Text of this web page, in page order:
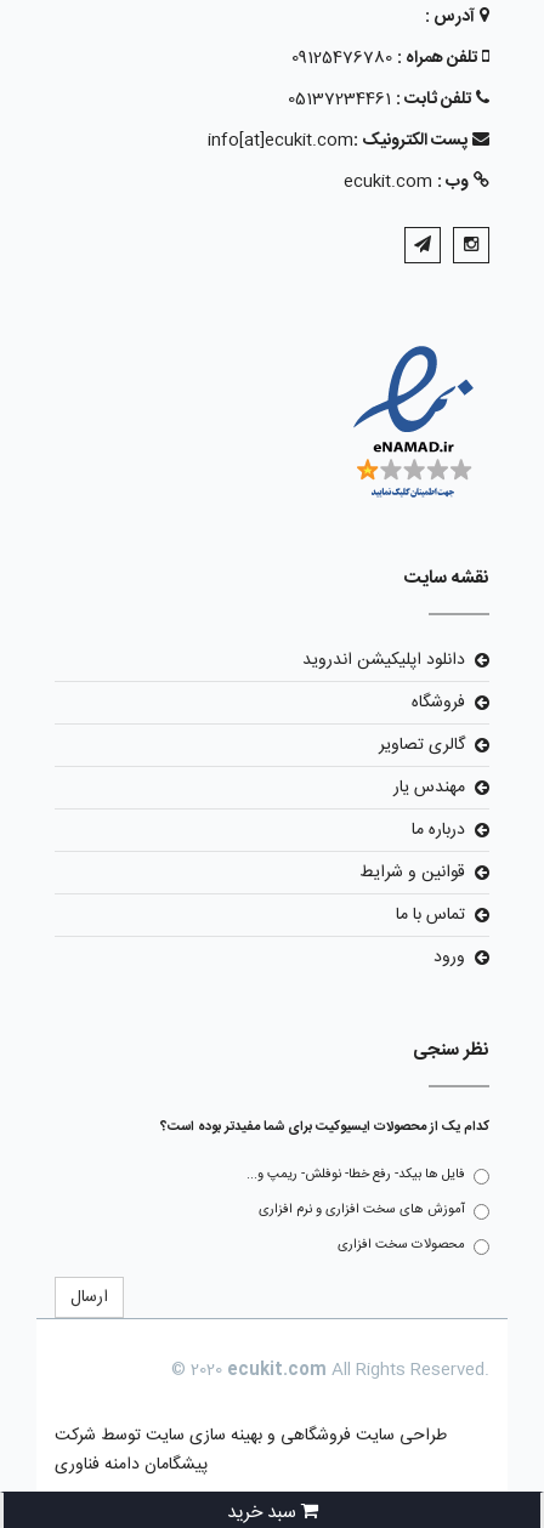
سبد خرید
آدرس :
تلفن همراه : 09125476780
تلفن ثابت : 05137234461
پست الکترونیک :info[at]ecukit.com
وب : ecukit.com
نقشه سایت
دانلود اپلیکیشن اندروید
فروشگاه
گالری تصاویر
مهندس یار
درباره ما
قوانین و شرایط
تماس با ما
ورود
نظر سنجی
کدام یک از محصولات ایسیوکیت برای شما مفیدتر بوده است؟
فایل ها بیکد- رفع خطا- نوفلش- ریمپ و...
آموزش های سخت افزاری و نرم افزاری
محصولات سخت افزاری
ارسال
© 2020 ecukit.com All Rights Reserved.
طراحی سایت فروشگاهی و بهینه سازی سایت توسط شرکت
پیشگامان دامنه فناوری